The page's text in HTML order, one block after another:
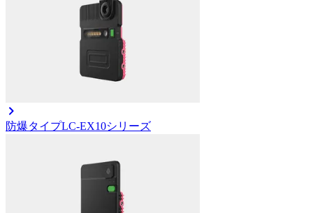
防爆タイプLC-EX10シリーズ